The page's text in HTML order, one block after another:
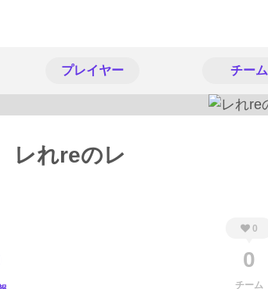
プレイヤー チーム
レれreのレ
0
0
チーム